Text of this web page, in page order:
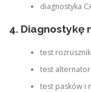
diagnostyka
4. Diagnostykę
test
test
test pasków i